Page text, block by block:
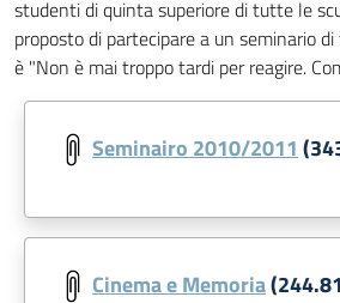
studenti di quinta superiore di tutte le
proposto di partecipare a un seminario
è "Non è mai troppo tardi per reagire.
Seminairo 2010/2011
Cinema e Memoria